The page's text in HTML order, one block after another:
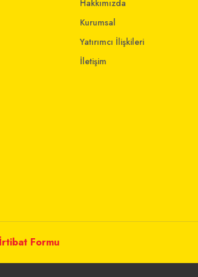
Hakkımızda
Kurumsal
Yatırımcı İlişkileri
İletişim
Formu